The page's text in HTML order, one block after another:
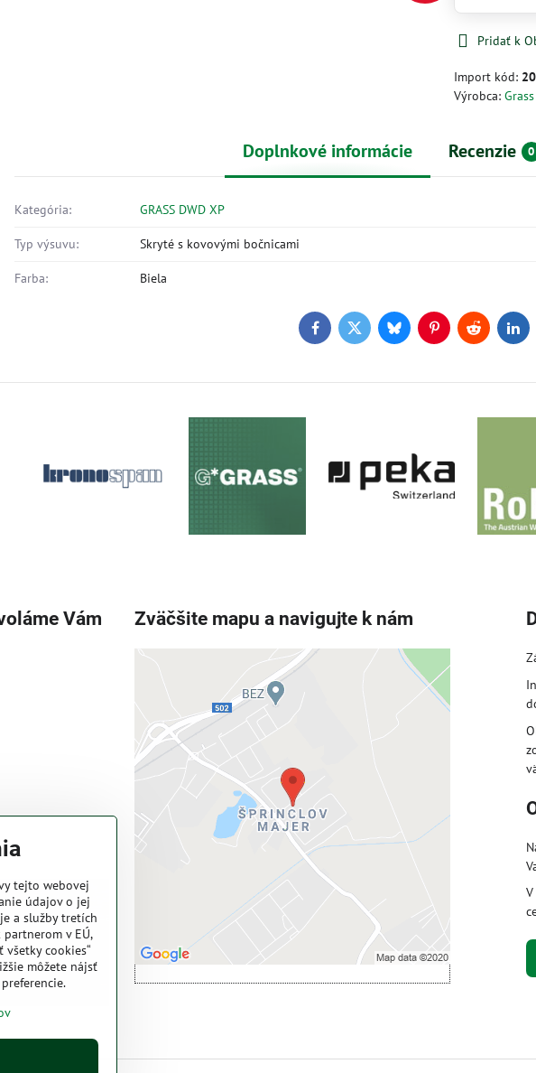
Pridať k
Import kód:
Výrobca:Grass
Doplnkové informácie Recenzie 0
Kategória: GRASS DWD XP
Typ výsuvu: Skryté s kovovými bočnicami
Farba: Biela
FacebookTwitterBlueskyPinterestReddit
Vám
Zväčšite mapu a navigujte k nám
Externý obsah je blokovaný
Prajete si načítať externý obsah?
Povoliť tentokrát
Povoliť a zapamätať - súhlas s druhom
cookie: Funkčné
Otvoriť obsah v novom okne
tejto webovej
údajov o jej
a služby tretích
v EÚ,
cookies“
môžete nájsť